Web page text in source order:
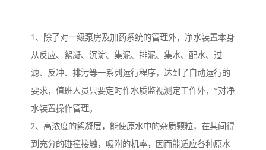
1、除了对一级泵房及加药系统的管理外，净水装置本身
从反应、絮凝、沉淀、集泥、排泥、集水、配水、过
滤、反冲、排污等一系列运行程序，达到了自动运行的
要求，值班人员只要定时作水质监视测定工作外，*对净
水装置操作管理。
2、高浓度的絮凝层，能使原水中的杂质颗粒，在其间得
到充分的碰撞接触，吸附的机率，因而能适应各种原水